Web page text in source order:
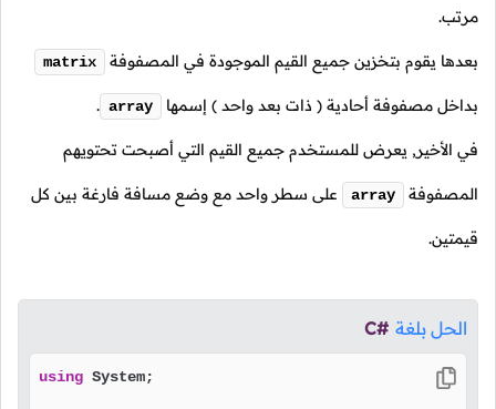
مرتب.
بعدها يقوم بتخزين جميع القيم الموجودة في المصفوفة matrix
بداخل مصفوفة أحادية ( ذات بعد واحد ) إسمها array
.
في الأخير, يعرض للمستخدم جميع القيم التي أصبحت تحتويهم
المصفوفة array على سطر واحد مع وضع مسافة فارغة بين كل
قيمتين.
الحل بلغة C#
using System;